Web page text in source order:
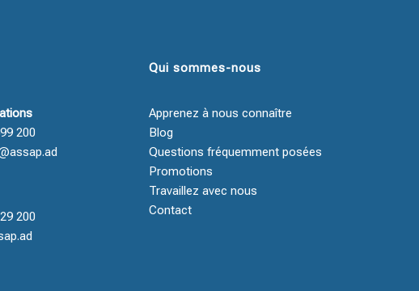
200
200
Qui sommes-nous
Apprenez à nous connaître
Blog
Questions fréquemment posées
Promotions
Travaillez avec nous
Contact